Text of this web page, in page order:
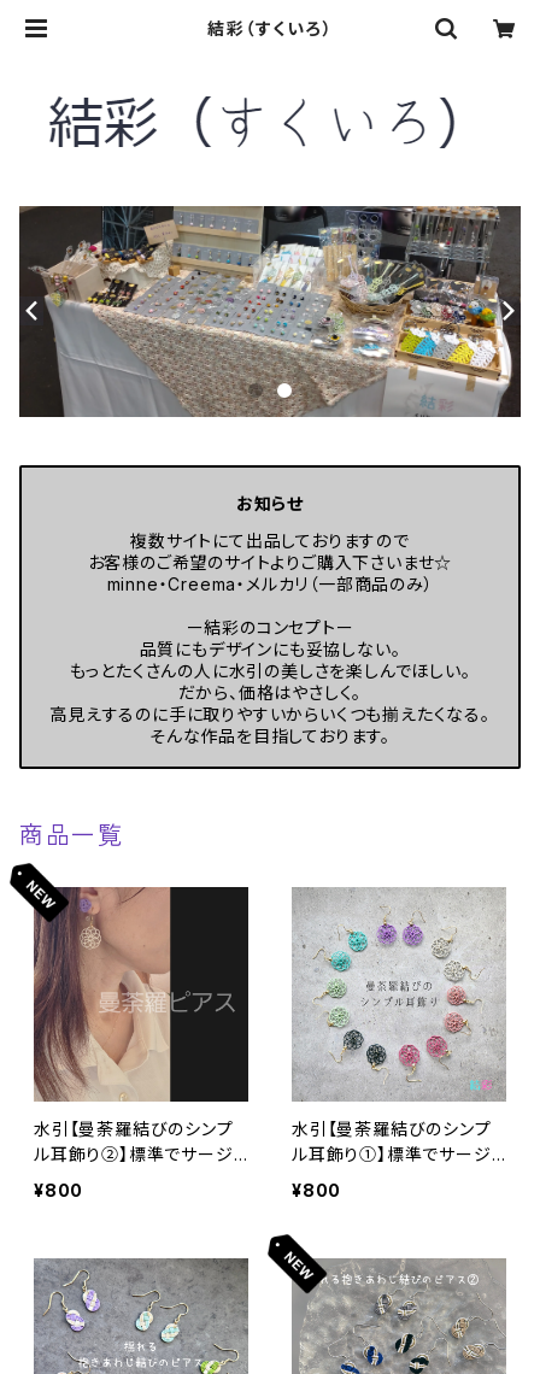
結彩（すくいろ）
お知らせ
複数サイトにて出品しておりますので
お客様のご希望のサイトよりご購入下さいませ☆
minne・Creema・メルカリ（一部商品のみ）
ー結彩のコンセプトー
品質にもデザインにも妥協しない。
もっとたくさんの人に水引の美しさを楽しんでほしい。
だから、価格はやさしく。
高見えするのに手に取りやすいからいくつも揃えたくなる。
そんな作品を目指しております。
商品一覧
水引【曼荼羅結びのシンプ
ル耳飾り②】標準でサージ
カルステンレスフックピア
¥800
水引【曼荼羅結びのシンプ
ル耳飾り①】標準でサージ
カルステンレスフックピア
¥800